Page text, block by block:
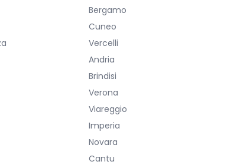
Bergamo
Cuneo
Vercelli
Andria
Brindisi
Verona
Viareggio
Imperia
Novara
Cantu